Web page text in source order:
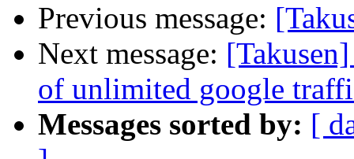
Previous message:
Next message:
of unlimited google
Messages sorted by: [